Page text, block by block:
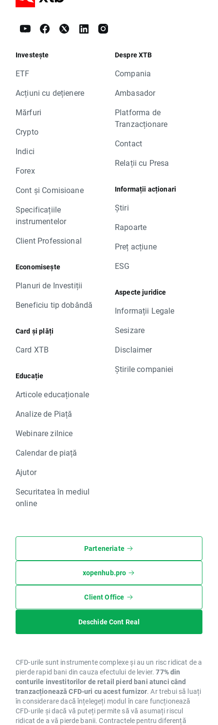
Investește
ETF
Acțiuni cu dețienere
Mărfuri
Crypto
Indici
Forex
Cont și Comisioane
Specificațiile
instrumentelor
Client Professional
Economisește
Planuri de Investiții
Beneficiu tip dobândă
Card și plăți
Card XTB
Educație
Articole educaționale
Analize de Piață
Webinare zilnice
Calendar de piață
Ajutor
Securitatea în mediul
online
Despre XTB
Compania
Ambasador
Platforma de
Tranzacționare
Contact
Relații cu Presa
Informații acționari
Știri
Rapoarte
Preț acțiune
ESG
Aspecte juridice
Informații Legale
Sesizare
Disclaimer
Știrile companiei
Parteneriate
xopenhub.pro
Client Office
Deschide Cont Real
CFD-urile sunt instrumente complexe și au un risc ridicat de a
pierde rapid bani din cauza efectului de levier.77% din
conturile investitorilor de retail pierd bani atunci când
tranzacționează CFD-uri cu acest furnizor. Ar trebui să luați
în considerare dacă înțelegeți modul în care funcționează
CFD-urile și dacă vă puteți permite să vă asumați riscul
ridicat de a vă pierde banii. Contractele pentru diferență